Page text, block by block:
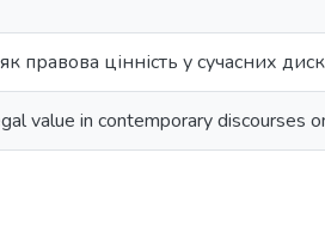
правова цінність у сучасних
value in contemporary discourses